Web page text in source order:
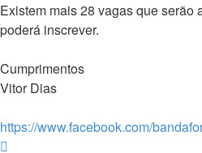
Existem mais 28 vagas que
poderá inscrever.
Cumprimentos
Vitor Dias
https://www.facebook.com/